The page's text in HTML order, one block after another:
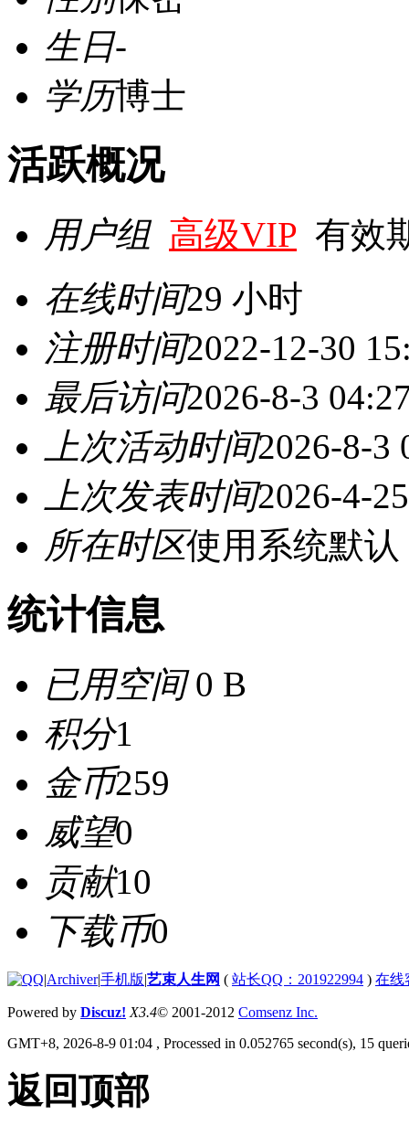
生日-
学历博士
活跃概况
用户组 高级VIP 有效
在线时间29 小时
注册时间2022-12-30
最后访问2026-8-3
上次活动时间2026-8-3
上次发表时间2026-4-
所在时区使用系统默认
统计信息
已用空间0 B
积分1
金币259
威望0
贡献10
下载币0
|Archiver|手机版|艺束人生网 ( 站长QQ：201922994 ) 在线
Powered by Discuz! X3.4© 2001-2012 Comsenz Inc.
GMT+8, 2026-8-9 01:04 , Processed in 0.052765 second(s), 15
返回顶部